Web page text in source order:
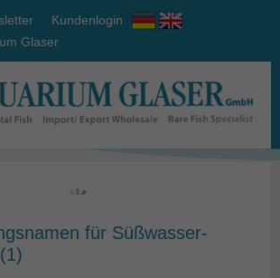
Kundenlogin
Glaser
für Süßwasser-